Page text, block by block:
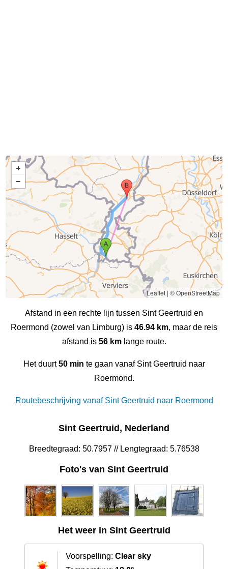
Leaflet| © OpenStreetMap
Afstand in een rechte lijn tussen Sint Geertruid en
Roermond (zowel van Limburg) is 46.94 km, maar de reis
afstand is 56 kmlange route.
Het duurt50 min te gaan vanaf Sint Geertruid naar
Roermond.
Routebeschrijving vanaf Sint Geertruid naar Roermond
Sint Geertruid, Nederland
Breedtegraad: 50.7957 // Lengtegraad: 5.76538
Foto's van Sint Geertruid
Het weer in Sint Geertruid
Voorspelling: Clear sky